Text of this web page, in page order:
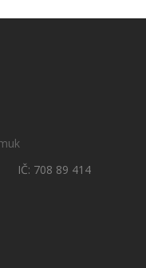
IČ: 708 89 414